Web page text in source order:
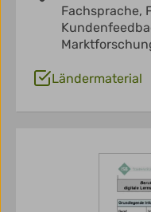
Fachsprache,
Ländermaterial